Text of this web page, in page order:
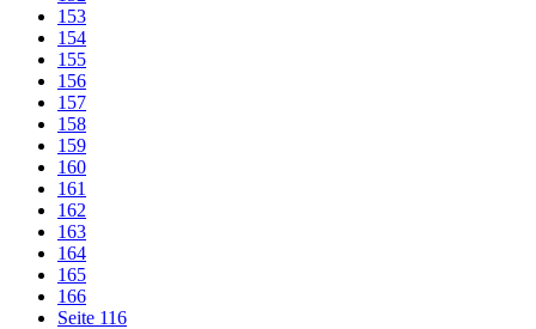
153
154
155
156
157
158
159
160
161
162
163
164
165
166
Seite 116